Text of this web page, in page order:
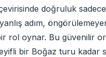
doğruluk
adım,
rol oynar. Bu güvenilir
bir Boğaz turu kadar